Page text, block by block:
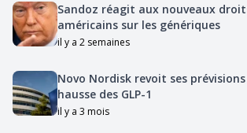
Sandoz réagit aux nouveaux
américains sur les génériques
il y a 2 semaines
Novo Nordisk revoit ses
hausse des GLP-1
il y a 3 mois